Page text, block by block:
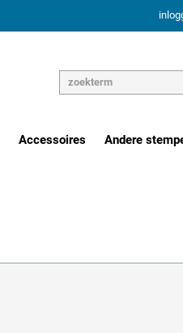
Accessoires Andere